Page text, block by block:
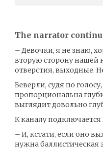
The narrator
– Девочки, я не знаю,
вторую сторону нашей
отверстия, выходные.
Беверли, судя по
пропорциональна
выглядит довольно
К каналу
– И, кстати, если оно
нужна баллистическая